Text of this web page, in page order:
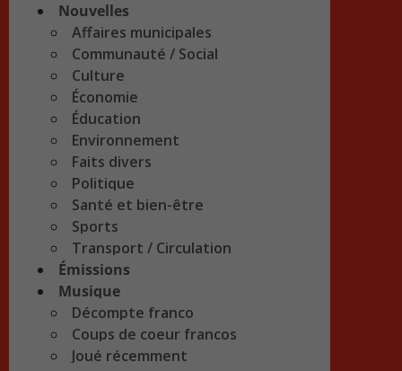
Nouvelles
Affaires municipales
Communauté / Social
Culture
Économie
Éducation
Environnement
Faits divers
Politique
Santé et bien-être
Sports
Transport / Circulation
Émissions
Musique
Décompte franco
Coups de coeur francos
Joué récemment